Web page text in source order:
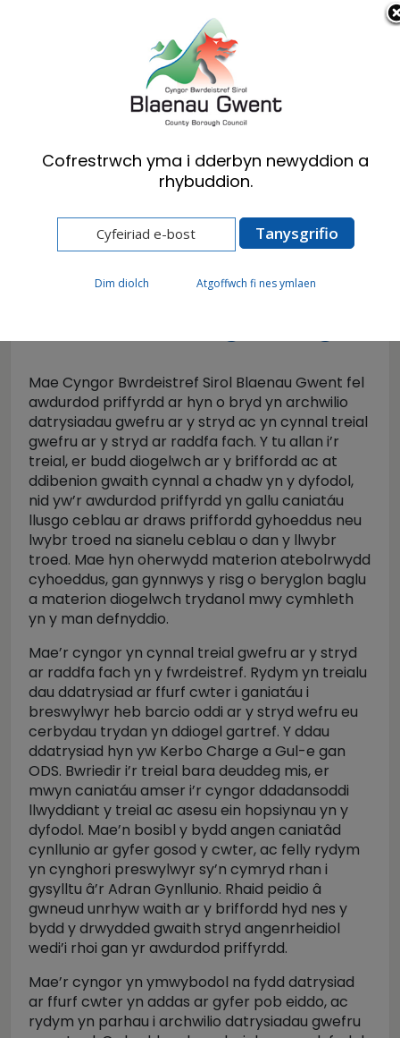
Cymraeg English
Preswylwyr
Gwefru ar y Stryd
Mae Cyngor Bwrdeistref Sirol Blaenau Gwent fel
awdurdod priffyrdd ar hyn o bryd yn archwilio
datrysiadau gwefru ar y stryd ac yn cynnal treial
gwefru ar y stryd ar raddfa fach. Y tu allan i’r
treial, er budd diogelwch ar y briffordd ac at
ddibenion gwaith cynnal a chadw yn y dyfodol,
nid yw’r awdurdod priffyrdd yn gallu caniatáu
llusgo ceblau ar draws priffordd gyhoeddus neu
lwybr troed na sianelu ceblau o dan y llwybr
troed. Mae hyn oherwydd materion atebolrwydd
cyhoeddus, gan gynnwys y risg o beryglon baglu
a materion diogelwch trydanol mwy cymhleth
yn y man defnyddio.
Mae’r cyngor yn cynnal treial gwefru ar y stryd
ar raddfa fach yn y fwrdeistref. Rydym yn treialu
dau ddatrysiad ar ffurf cwter i ganiatáu i
breswylwyr heb barcio oddi ar y stryd wefru eu
cerbydau trydan yn ddiogel gartref. Y ddau
ddatrysiad hyn yw Kerbo Charge a Gul-e gan
ODS. Bwriedir i’r treial bara deuddeg mis, er
mwyn caniatáu amser i’r cyngor ddadansoddi
llwyddiant y treial ac asesu ein hopsiynau yn y
dyfodol. Mae’n bosibl y bydd angen caniatâd
cynllunio ar gyfer gosod y cwter, ac felly rydym
yn cynghori preswylwyr sy’n cymryd rhan i
gysylltu â’r Adran Gynllunio. Rhaid peidio â
gwneud unrhyw waith ar y briffordd hyd nes y
bydd y drwydded gwaith stryd angenrheidiol
wedi’i rhoi gan yr awdurdod priffyrdd.
Mae’r cyngor yn ymwybodol na fydd datrysiad
ar ffurf cwter yn addas ar gyfer pob eiddo, ac
rydym yn parhau i archwilio datrysiadau gwefru
Cofrestrwch yma i dderbyn newyddion a
rhybuddion.
Dim diolch Atgoffwch fi nes ymlaen